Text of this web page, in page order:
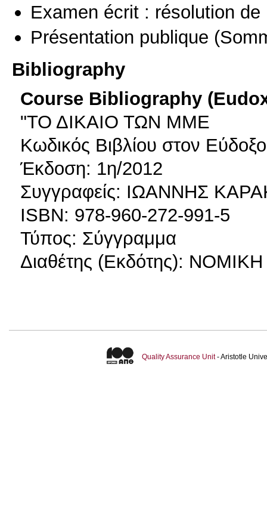
Examen écrit : résolution de
Présentation publique
Bibliography
Course Bibliography
"ΤΟ ΔΙΚΑΙΟ ΤΩΝ ΜΜΕ
Κωδικός Βιβλίου στον
Έκδοση: 1η/2012
Συγγραφείς: ΙΩΑΝΝΗΣ
ISBN: 978-960-272-991-5
Τύπος: Σύγγραμμα
Διαθέτης (Εκδότης):
Quality Assurance Unit- Aristotle